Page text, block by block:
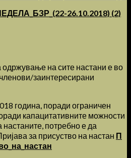
26.10.2018) (2)
на сите настани е во
заинтересирани
година, поради ограничен
капацитативните можности
потребно е да
за присуство на настан П